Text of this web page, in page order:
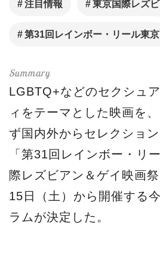
注目情報 東京国際レズ
第31回レインボー・リール東京
LGBTQ+などのセクシュ
ィをテーマとした映画を
ず国内外からセレクショ
「第31回レインボー・リ
際レズビアン＆ゲイ映画
15日（土）から開催する
ラムが決定した。